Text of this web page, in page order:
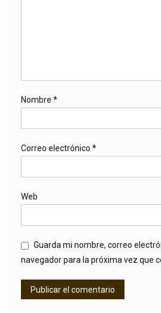
Nombre *
Correo electrónico *
Web
Guarda mi nombre, correo
navegador para la próxima vez que